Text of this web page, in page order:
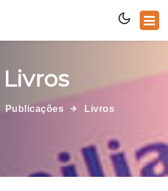
Livros
Publicações Livros